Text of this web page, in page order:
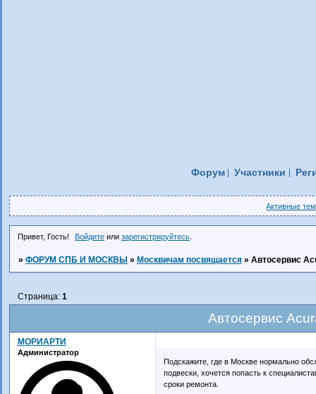
Форум Участники
Активные
Привет, Гость! Войдите илизарегистрируйтесь
» ФОРУМ СПБ И МОСКВЫ » Москвичам посвящается » Автосервис
Автосервис
Страница: 1
МОРИАРТИ
Администратор
Подскажите, где в Москве нормально
подвески, хочется попасть к
сроки ремонта.